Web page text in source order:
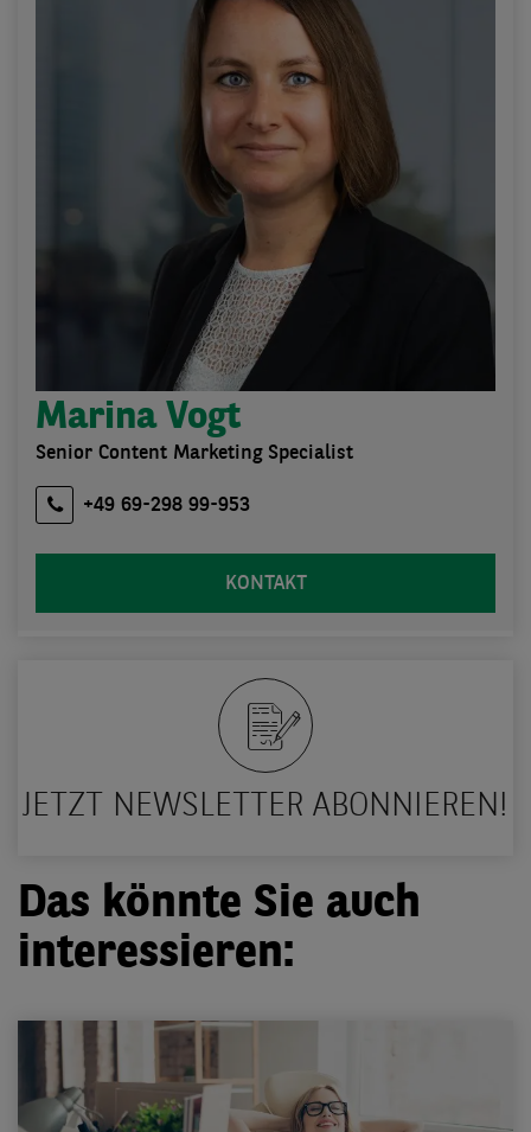
Marina Vogt
Senior Content Marketing Specialist
+49 69-298 99-953
KONTAKT
JETZT NEWSLETTER ABONNIEREN!
Das könnte Sie auch
interessieren: